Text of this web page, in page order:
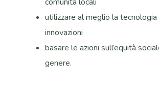
utilizzare al meglio la tecnologia
innovazioni
basare le azioni sull’equità
genere.